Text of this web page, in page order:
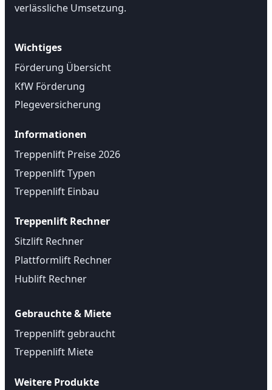
verlässliche Umsetzung.
Wichtiges
Förderung Übersicht
KfW Förderung
Plegeversicherung
Informationen
Treppenlift Preise 2026
Treppenlift Typen
Treppenlift Einbau
Treppenlift Rechner
Sitzlift Rechner
Plattformlift Rechner
Hublift Rechner
Gebrauchte & Miete
Treppenlift gebraucht
Treppenlift Miete
Weitere Produkte